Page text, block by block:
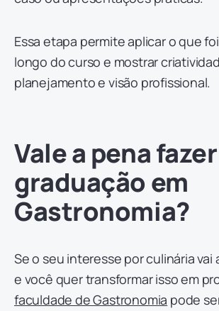
Essa etapa permite aplicar o que
longo do curso e mostrar
planejamento e visão profissional.
Vale a pena
graduação em
Gastronomia?
Se o seu interesse por culinária vai
e você quer transformar isso em
faculdade de Gastronomia pode